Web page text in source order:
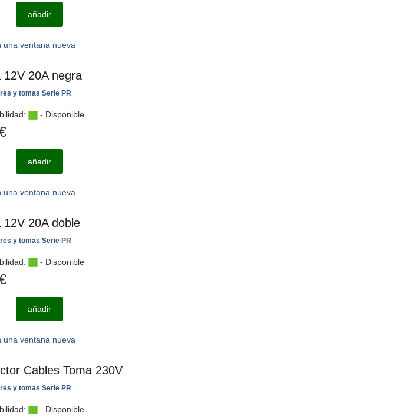
añadir
una ventana nueva
12V 20A negra
y tomas Serie PR
- Disponible
añadir
una ventana nueva
12V 20A doble
y tomas Serie PR
- Disponible
añadir
una ventana nueva
Cables Toma 230V
y tomas Serie PR
- Disponible